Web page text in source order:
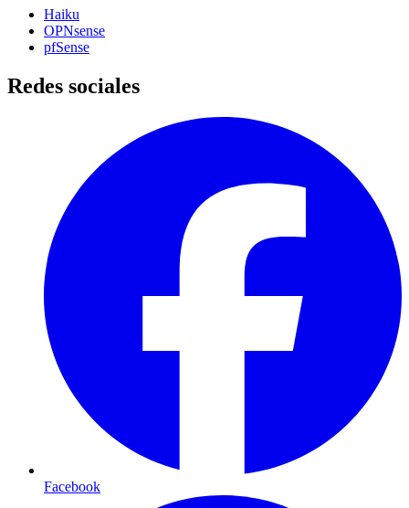
Haiku
OPNsense
pfSense
Redes sociales
Facebook